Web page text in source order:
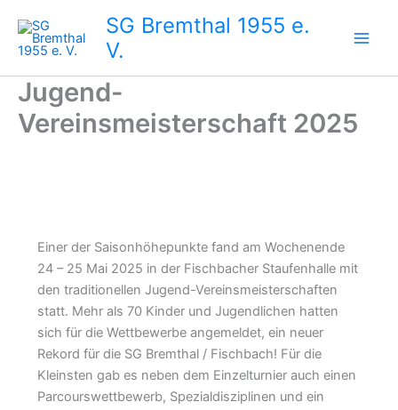
Inhalt
springen
SG Bremthal 1955 e.
V.
Jugend-
Vereinsmeisterschaft 2025
Einer der Saisonhöhepunkte fand am Wochenende
24 – 25 Mai 2025 in der Fischbacher Staufenhalle mit
den traditionellen Jugend-Vereinsmeisterschaften
statt. Mehr als 70 Kinder und Jugendlichen hatten
sich für die Wettbewerbe angemeldet, ein neuer
Rekord für die SG Bremthal / Fischbach! Für die
Kleinsten gab es neben dem Einzelturnier auch einen
Parcourswettbewerb, Spezialdisziplinen und ein